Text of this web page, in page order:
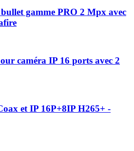
gamme PRO 2 Mpx avec
caméra IP 16 ports avec 2
et IP 16P+8IP H265+ -